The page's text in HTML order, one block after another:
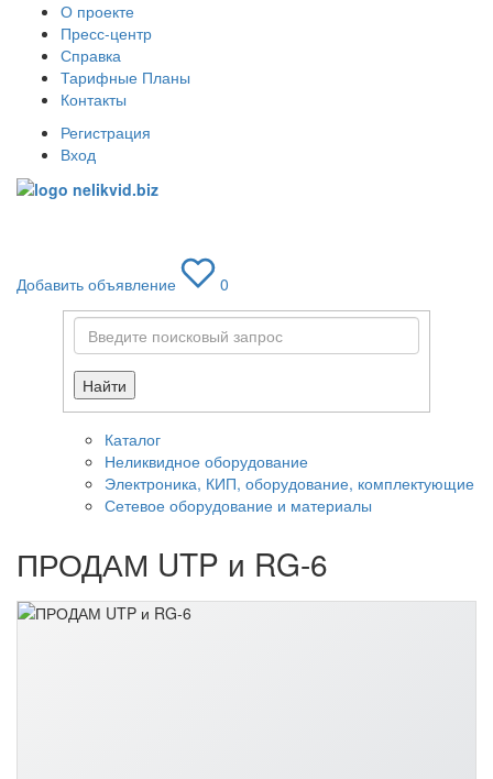
О проекте
Пресс-центр
Справка
Тарифные Планы
Контакты
Регистрация
Вход
Добавить объявление
0
Найти
Каталог
Неликвидное оборудование
Электроника, КИП, оборудование, комплектующие
Сетевое оборудование и материалы
ПРОДАМ UTP и RG-6